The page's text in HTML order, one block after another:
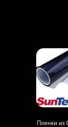
Пленки из